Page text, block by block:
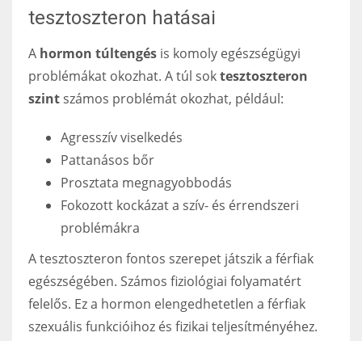
tesztoszteron hatásai
A hormon túltengés is komoly egészségügyi
problémákat okozhat. A túl soktesztoszteron
szint számos problémát okozhat, például:
Agresszív viselkedés
Pattanásos bőr
Prosztata megnagyobbodás
Fokozott kockázat a szív- és érrendszeri
problémákra
A tesztoszteron fontos szerepet játszik a férfiak
egészségében. Számos fiziológiai folyamatért
felelős. Ez a hormon elengedhetetlen a férfiak
szexuális funkcióihoz és fizikai teljesítményéhez.